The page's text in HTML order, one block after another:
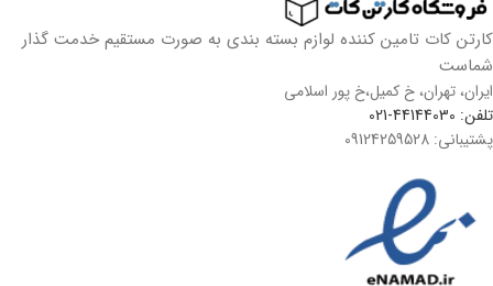
کارتن کات تامین کننده لوازم بسته بندی به صورت مستقیم خدمت گذار
شماست
ایران، تهران، خ کمیل،خ پور اسلامی
تلفن: 44144030-021
پشتیبانی: 09124259528